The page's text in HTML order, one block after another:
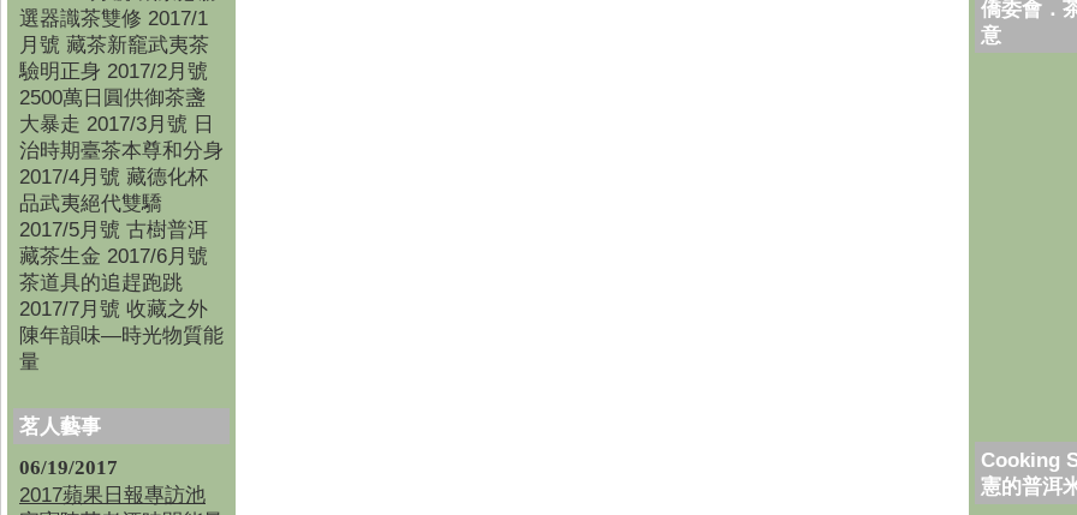
選器識茶雙修 2017/1
月號 藏茶新竉武夷茶
驗明正身 2017/2月號
2500萬日圓供御茶盞
大暴走 2017/3月號 日
治時期臺茶本尊和分身
2017/4月號 藏德化杯
品武夷絕代雙驕
2017/5月號 古樹普洱
藏茶生金 2017/6月號
茶道具的追趕跑跳
2017/7月號 收藏之外
陳年韻味—時光物質能
量
茗人藝事
06/19/2017
2017蘋果日報專訪池
僑委會．
意
Cooking
憲的普洱